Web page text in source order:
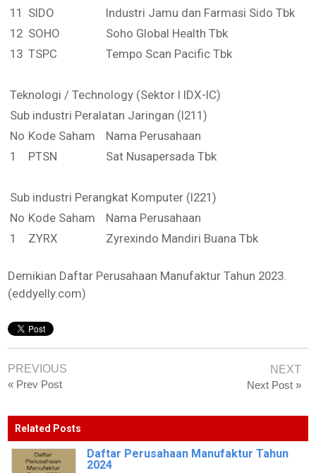
11 SIDO
Industri Jamu dan Farmasi Sido Tbk
12 SOHO
Soho Global Health Tbk
13 TSPC Tempo Scan Pacific Tbk
Teknologi / Technology (Sektor I IDX-IC)
Sub industri Peralatan Jaringan (I211)
No Kode Saham
Nama Perusahaan
1
PTSN Sat Nusapersada Tbk
Sub industri Perangkat Komputer (I221)
No Kode Saham
Nama Perusahaan
1
ZYRX Zyrexindo Mandiri Buana Tbk
Demikian Daftar Perusahaan Manufaktur Tahun 2023.
(eddyelly.com)
PREVIOUS
« Prev Post
NEXT
Next Post »
Related Posts
Daftar Perusahaan Manufaktur Tahun
2024